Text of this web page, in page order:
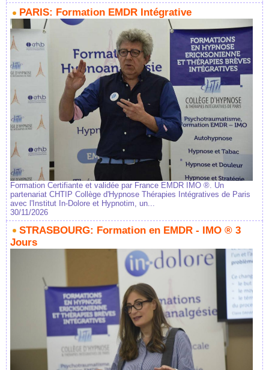
PARIS: Formation EMDR Intégrative
Formation Certifiante et validée par France EMDR IMO ®. Un
partenariat CHTIP Collège d'Hypnose Thérapies Intégratives de Paris
avec l'Institut In-Dolore et Hypnotim, un...
30/11/2026
STRASBOURG: Formation en EMDR - IMO ® 3
Jours